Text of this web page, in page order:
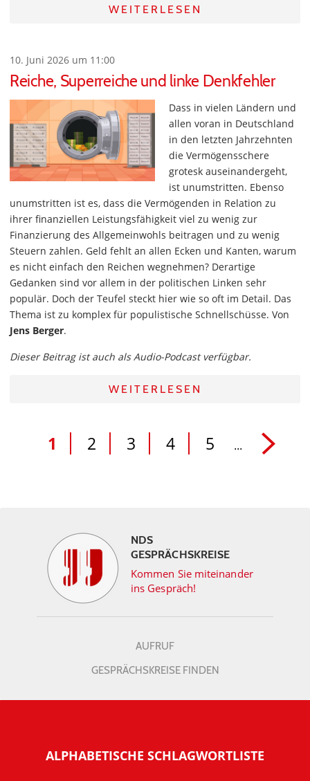
WEITERLESEN
10. Juni 2026 um 11:00
Reiche, Superreiche und linke Denkfehler
Dass in vielen Ländern und
allen voran in Deutschland
in den letzten Jahrzehnten
die Vermögensschere
grotesk auseinandergeht,
ist unumstritten. Ebenso
unumstritten ist es, dass die Vermögenden in Relation zu
ihrer finanziellen Leistungsfähigkeit viel zu wenig zur
Finanzierung des Allgemeinwohls beitragen und zu wenig
Steuern zahlen. Geld fehlt an allen Ecken und Kanten, warum
es nicht einfach den Reichen wegnehmen? Derartige
Gedanken sind vor allem in der politischen Linken sehr
populär. Doch der Teufel steckt hier wie so oft im Detail. Das
Thema ist zu komplex für populistische Schnellschüsse. Von
Jens Berger.
Dieser Beitrag ist auch als Audio-Podcast verfügbar.
WEITERLESEN
1 2 3 4 5 ...
NDS
GESPRÄCHSKREISE
Kommen Sie miteinander
ins Gespräch!
AUFRUF
GESPRÄCHSKREISE FINDEN
ALPHABETISCHE SCHLAGWORTLISTE